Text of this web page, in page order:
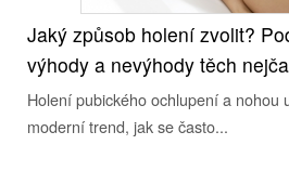
Jaký způsob holení zvolit?
výhody a nevýhody těch
Holení pubického ochlupení a nohou
moderní trend, jak se často...